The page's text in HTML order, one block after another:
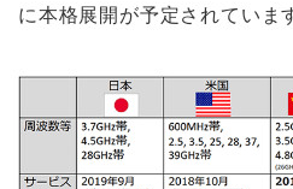
に本格展開が予定されていま